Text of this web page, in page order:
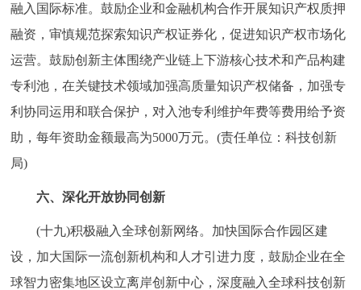
融入国际标准。鼓励企业和金融机构合作开展知识产权质押
融资，审慎规范探索知识产权证券化，促进知识产权市场化
运营。鼓励创新主体围绕产业链上下游核心技术和产品构建
专利池，在关键技术领域加强高质量知识产权储备，加强专
利协同运用和联合保护，对入池专利维护年费等费用给予资
助，每年资助金额最高为5000万元。(责任单位：科技创新
局)
六、深化开放协同创新
(十九)积极融入全球创新网络。加快国际合作园区建
设，加大国际一流创新机构和人才引进力度，鼓励企业在全
球智力密集地区设立离岸创新中心，深度融入全球科技创新